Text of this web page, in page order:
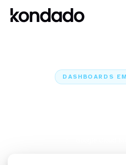
DASHBOARDS